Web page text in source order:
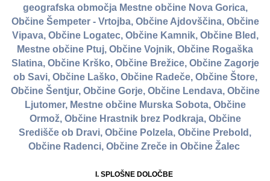
geografska območja Mestne občine Nova Gorica,
Občine Šempeter - Vrtojba, Občine Ajdovščina, Občine
Vipava, Občine Logatec, Občine Kamnik, Občine Bled,
Mestne občine Ptuj, Občine Vojnik, Občine Rogaška
Slatina, Občine Krško, Občine Brežice, Občine Zagorje
ob Savi, Občine Laško, Občine Radeče, Občine Štore,
Občine Šentjur, Občine Gorje, Občine Lendava, Občine
Ljutomer, Mestne občine Murska Sobota, Občine
Ormož, Občine Hrastnik brez Podkraja, Občine
Središče ob Dravi, Občine Polzela, Občine Prebold,
Občine Radenci, Občine Zreče in Občine Žalec
I. SPLOŠNE DOLOČBE